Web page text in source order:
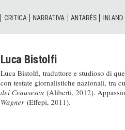
CRITICA NARRATIVA ANTARÉS INLAND
Luca Bistolfi
Luca Bistolfi, traduttore e studioso di
con testate giornalistiche nazionali, tra
dei Ceausescu (Aliberti, 2012).
Wagner(Effepi, 2011).